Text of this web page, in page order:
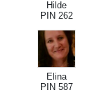
Hilde
PIN 262
Elina
PIN 587